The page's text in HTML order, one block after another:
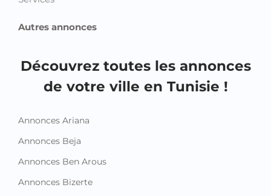
Autres annonces
Découvrez toutes les annonces
de votre ville en Tunisie !
Annonces Ariana
Annonces Beja
Annonces Ben Arous
Annonces Bizerte